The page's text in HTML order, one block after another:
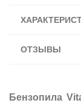
ОТЗЫВЫ
Бензопила